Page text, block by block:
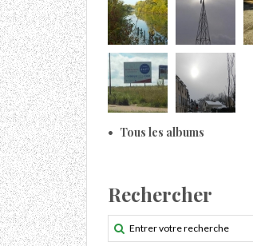
Tous les albums
Rechercher